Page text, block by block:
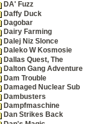
DA' Fuzz
Daffy Duck
Dagobar
Dairy Farming
Dalej Niz Slonce
Daleko W Kosmosie
Dallas Quest, The
Dalton Gang Adventure
Dam Trouble
Damaged Nuclear Sub
Dambusters
Dampfmaschine
Dan Strikes Back